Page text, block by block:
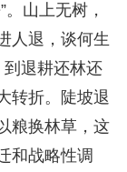
山上无树，
人退，谈何生
退耕还林还
转折。陡坡退
粮换林草，这
和战略性调